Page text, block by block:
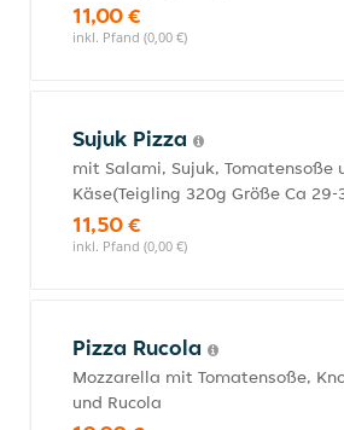
11,00 €
inkl. Pfand (0,00 €)
Sujuk Pizza
mit Salami, Sujuk, Tomatensoße
Käse(Teigling 320g Größe Ca 29-
11,50 €
inkl. Pfand (0,00 €)
Pizza Rucola
Mozzarella mit Tomatensoße,
und Rucola